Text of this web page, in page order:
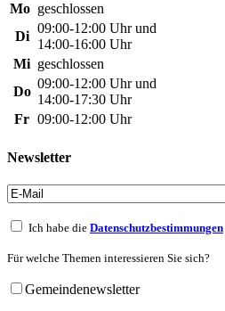
Mo geschlossen
Di
09:00-12:00 Uhr und
14:00-16:00 Uhr
Mi geschlossen
Do
09:00-12:00 Uhr und
14:00-17:30 Uhr
Fr 09:00-12:00 Uhr
Newsletter
Ich habe die Datenschutzbestimmungen
Für welche Themen interessieren Sie sich?
Gemeindenewsletter